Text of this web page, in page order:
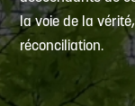
la voie de la
réconciliation.